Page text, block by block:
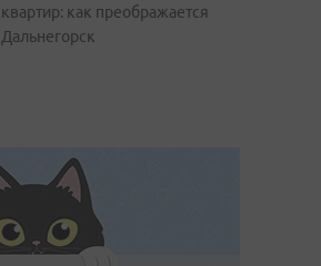
квартир: как преображается
Дальнегорск